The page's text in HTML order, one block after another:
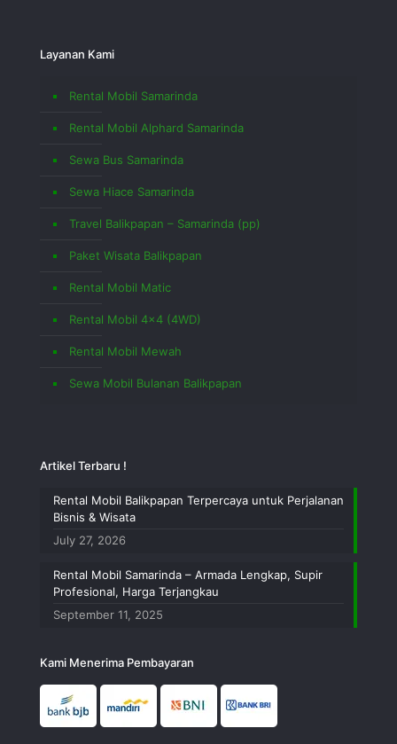
Layanan Kami
Rental Mobil Samarinda
Rental Mobil Alphard Samarinda
Sewa Bus Samarinda
Sewa Hiace Samarinda
Travel Balikpapan – Samarinda (pp)
Paket Wisata Balikpapan
Rental Mobil Matic
Rental Mobil 4×4 (4WD)
Rental Mobil Mewah
Sewa Mobil Bulanan Balikpapan
Artikel Terbaru !
Rental Mobil Balikpapan Terpercaya untuk Perjalanan
Bisnis & Wisata
July 27, 2026
Rental Mobil Samarinda – Armada Lengkap, Supir
Profesional, Harga Terjangkau
September 11, 2025
Kami Menerima Pembayaran